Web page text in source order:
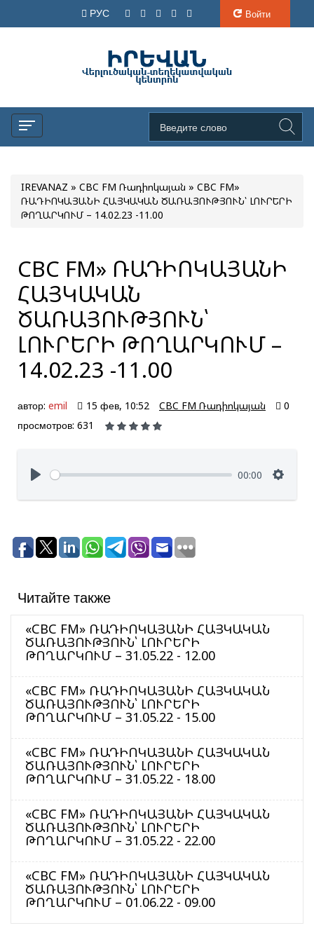
РУС Войти
IREVANAZ » CBC FM Ռադիոկայան » CBC FM»
ՌԱԴԻՈԿԱՅԱՆԻ ՀԱՅԿԱԿԱՆ ԾԱՌԱՅՈՒԹՅՈՒՆ՝ ԼՈՒՐԵՐԻ
ԹՈՂԱՐԿՈՒՄ – 14.02.23 -11.00
CBC FM» ՌԱԴԻՈԿԱՅԱՆԻ
ՀԱՅԿԱԿԱՆ
ԾԱՌԱՅՈՒԹՅՈՒՆ՝
ԼՈՒՐԵՐԻ ԹՈՂԱՐԿՈՒՄ –
14.02.23 -11.00
автор: emil 15 фев, 10:52 CBC FM Ռադիոկայան
0
просмотров: 631
00:00
Читайте также
«CBC FM» ՌԱԴԻՈԿԱՅԱՆԻ ՀԱՅԿԱԿԱՆ
ԾԱՌԱՅՈՒԹՅՈՒՆ՝ ԼՈՒՐԵՐԻ
ԹՈՂԱՐԿՈՒՄ – 31.05.22 - 12.00
«CBC FM» ՌԱԴԻՈԿԱՅԱՆԻ ՀԱՅԿԱԿԱՆ
ԾԱՌԱՅՈՒԹՅՈՒՆ՝ ԼՈՒՐԵՐԻ
ԹՈՂԱՐԿՈՒՄ – 31.05.22 - 15.00
«CBC FM» ՌԱԴԻՈԿԱՅԱՆԻ ՀԱՅԿԱԿԱՆ
ԾԱՌԱՅՈՒԹՅՈՒՆ՝ ԼՈՒՐԵՐԻ
ԹՈՂԱՐԿՈՒՄ – 31.05.22 - 18.00
«CBC FM» ՌԱԴԻՈԿԱՅԱՆԻ ՀԱՅԿԱԿԱՆ
ԾԱՌԱՅՈՒԹՅՈՒՆ՝ ԼՈՒՐԵՐԻ
ԹՈՂԱՐԿՈՒՄ – 31.05.22 - 22.00
«CBC FM» ՌԱԴԻՈԿԱՅԱՆԻ ՀԱՅԿԱԿԱՆ
ԾԱՌԱՅՈՒԹՅՈՒՆ՝ ԼՈՒՐԵՐԻ
ԹՈՂԱՐԿՈՒՄ – 01.06.22 - 09.00